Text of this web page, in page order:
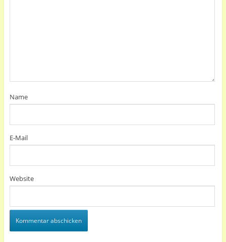
Name
E-Mail
Website